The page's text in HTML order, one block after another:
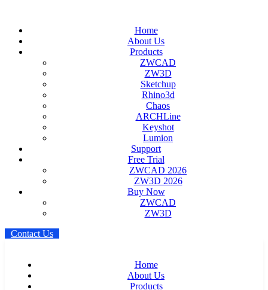
Home
About Us
Products
ZWCAD
ZW3D
Sketchup
Rhino3d
Chaos
ARCHLine
Keyshot
Lumion
Support
Free Trial
ZWCAD 2026
ZW3D 2026
Buy Now
ZWCAD
ZW3D
Contact Us
Home
About Us
Products